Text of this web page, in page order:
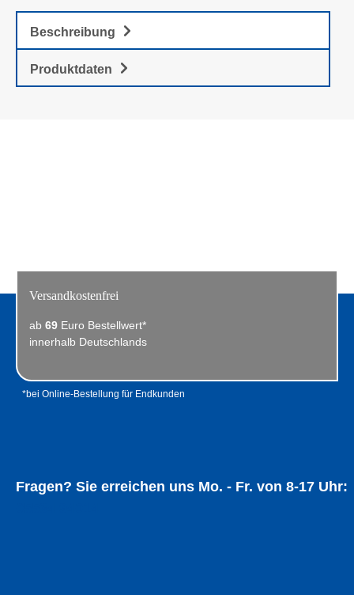
Beschreibung
Produktdaten
Fragen? Sie erreichen uns Mo. - Fr. von 8-17 Uhr:
Versandkostenfrei
ab 69 Euro Bestellwert*
innerhalb Deutschlands
*bei Online-Bestellung für Endkunden